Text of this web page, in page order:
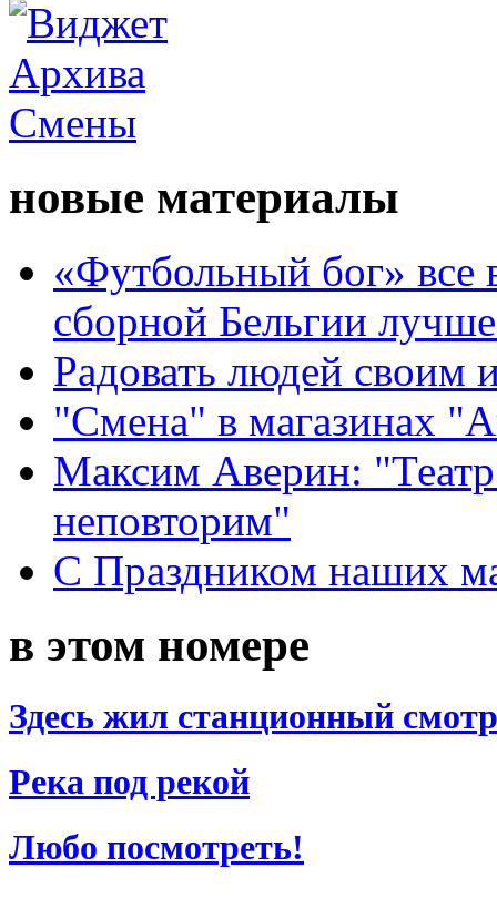
новые материалы
«Футбольный бог» все
сборной Бельгии
Радовать людей своим
"Смена" в магазинах
Максим Аверин:
неповторим"
С Праздником наших
в этом номере
Здесь жил станционный
Река под рекой
Любо посмотреть!